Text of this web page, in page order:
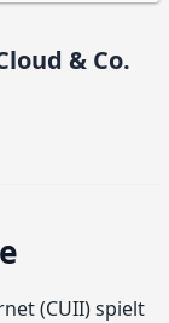
& Co.
(CUII) spielt